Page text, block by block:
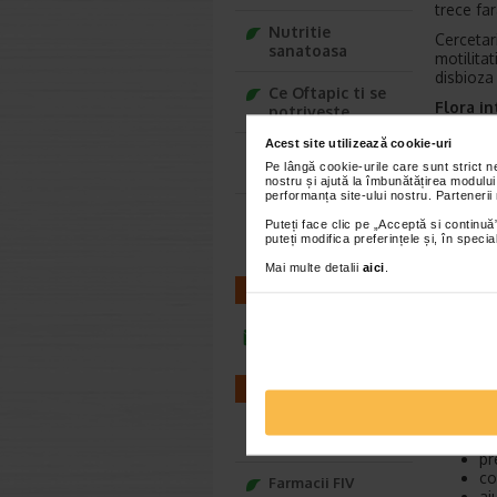
Acest site utilizează cookie-uri
Pe lângă cookie-urile care sunt strict
nostru și ajută la îmbunătățirea
performanța site-ului nostru.
Puteți face clic pe „Acceptă si
puteți modifica preferințele și, în
Mai multe detalii aici
trece
Flora
Un
Nutritie
sanatoasa
Ce Oftapic ti se
potriveste
Adora – Adorabili
din prima clipa
Baylis&Harding
FARMACII
Farmacii NON-STOP
Farmacii FIV